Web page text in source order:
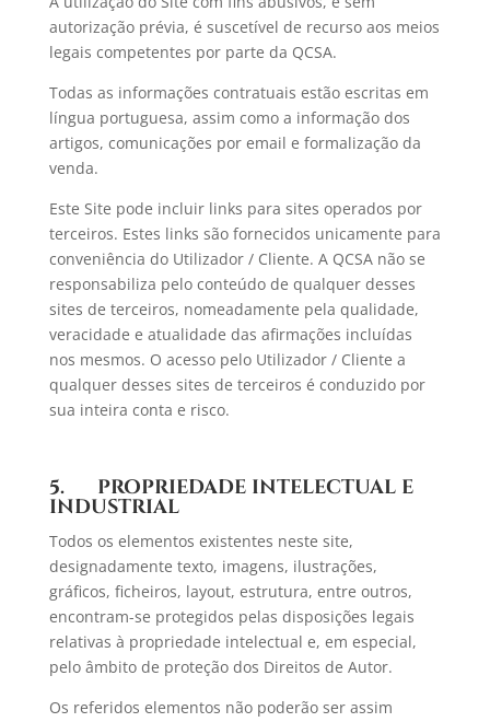
autorização prévia, é suscetível de recurso aos meios
legais competentes por parte da QCSA.
Todas as informações contratuais estão escritas em
língua portuguesa, assim como a informação dos
artigos, comunicações por email e formalização da
venda.
Este Site pode incluir links para sites operados por
terceiros. Estes links são fornecidos unicamente para
conveniência do Utilizador / Cliente. A QCSA não se
responsabiliza pelo conteúdo de qualquer desses
sites de terceiros, nomeadamente pela qualidade,
veracidade e atualidade das afirmações incluídas
nos mesmos. O acesso pelo Utilizador / Cliente a
qualquer desses sites de terceiros é conduzido por
sua inteira conta e risco.
5. PROPRIEDADE INTELECTUAL E
INDUSTRIAL
Todos os elementos existentes neste site,
designadamente texto, imagens, ilustrações,
gráficos, ficheiros, layout, estrutura, entre outros,
encontram-se protegidos pelas disposições legais
relativas à propriedade intelectual e, em especial,
pelo âmbito de proteção dos Direitos de Autor.
Os referidos elementos não poderão ser assim